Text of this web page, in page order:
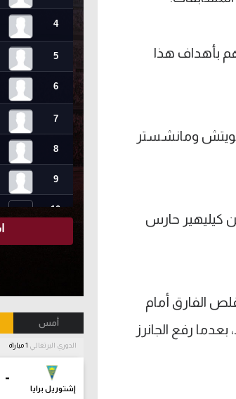
يساهم بأهداف هذا
ومانشستر
كيليهير حارس
برصيد 35 نقطة، ولكن تقلص الفارق أمام
صاحبي المركزين الثاني والثالث إلى 7 نقاط، بعدما رفع الجانرز
أمس
الدوري البرتغالي
-
إشتوريل برايا